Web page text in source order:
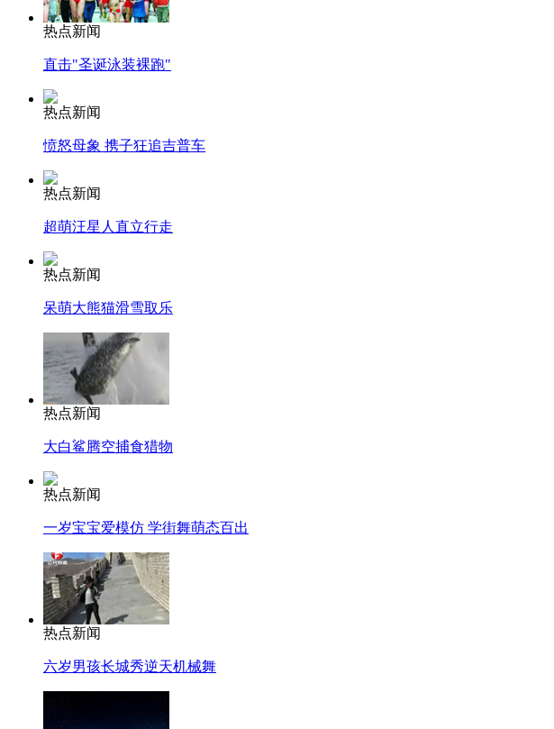
热点新闻
直击"圣诞泳装裸跑"
热点新闻
愤怒母象 携子狂追吉普车
热点新闻
超萌汪星人直立行走
热点新闻
呆萌大熊猫滑雪取乐
热点新闻
大白鲨腾空捕食猎物
热点新闻
一岁宝宝爱模仿 学街舞萌态百出
热点新闻
六岁男孩长城秀逆天机械舞